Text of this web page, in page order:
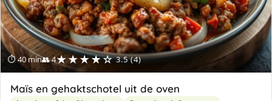
⏱ 40 min👥 4★★★★☆ 3.5 (4)
Maïs en gehaktschotel uit de oven